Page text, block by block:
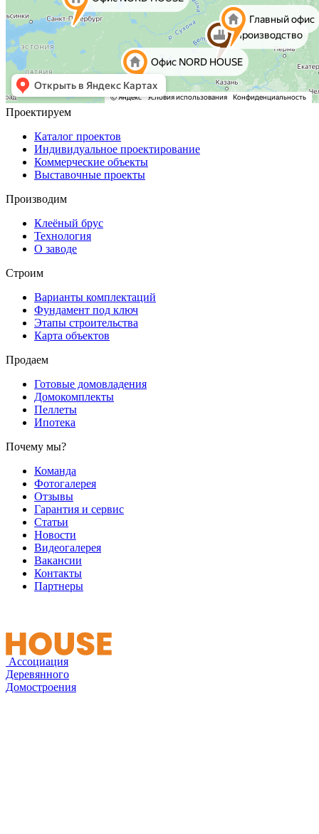
Проектируем
Каталог проектов
Индивидуальное проектирование
Коммерческие объекты
Выставочные проекты
Производим
Клеёный брус
Технология
О заводе
Строим
Варианты комплектаций
Фундамент под ключ
Этапы строительства
Карта объектов
Продаем
Готовые домовладения
Домокомплекты
Пеллеты
Ипотека
Почему мы?
Команда
Фотогалерея
Отзывы
Гарантия и сервис
Статьи
Новости
Видеогалерея
Вакансии
Контакты
Партнеры
Ассоциация
Деревянного
Домостроения